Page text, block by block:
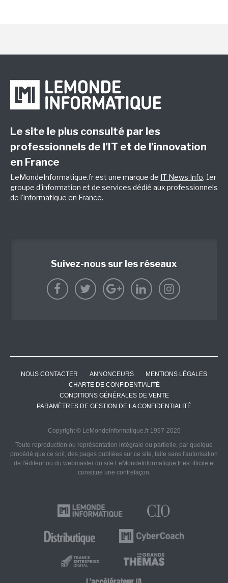
Le site le plus consulté par les
professionnels de l’IT et de l’innovation
en France
LeMondeInformatique.fr est une marque de IT News Info, 1er
groupe d'information et de services dédié aux professionnels
de l'informatique en France.
Suivez-nous sur les réseaux
NOUS CONTACTER ANNONCEURS
MENTIONS LÉGALES
CHARTE DE CONFIDENTIALITÉ
CONDITIONS GÉNÉRALES DE VENTE
PARAMÈTRES DE GESTION DE LA CONFIDENTIALITÉ
Copyright © LeMondeInformatique.fr 1997-2026
Toute reproduction ou représentation intégrale ou partielle, par quelque
procédé que ce soit, des pages publiées sur ce site, faite sans l'autorisation
de l'éditeur ou du webmaster du site LeMondeInformatique.fr est illicite et
constitue une contrefaçon.